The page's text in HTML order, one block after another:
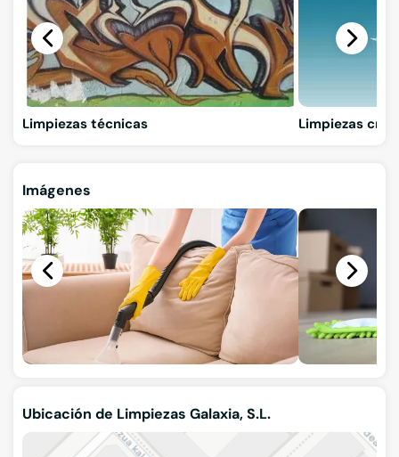
Limpiezas técnicas Limpiezas
Imágenes
Ubicación de Limpiezas Galaxia, S.L.